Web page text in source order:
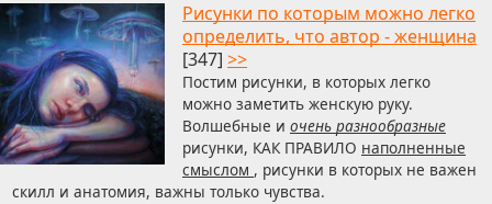
Рисунки по которым можно легко
определить, что автор - женщина
[347] >>
Постим рисунки, в которых легко
можно заметить женскую руку.
Волшебные и очень разнообразные
рисунки, КАК ПРАВИЛО наполненные
смыслом , рисунки в которых не важен
скилл и анатомия, важны только чувства.